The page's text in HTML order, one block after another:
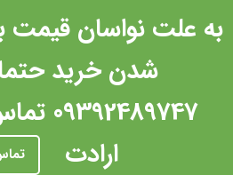
به علت نواسان قیمت
شدن خرید حتما
ارادت